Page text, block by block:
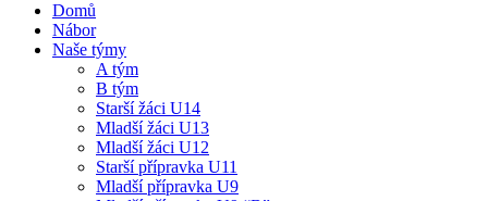
Domů
Nábor
Naše týmy
A tým
B tým
Starší žáci U14
Mladší žáci U13
Mladší žáci U12
Starší přípravka U11
Mladší přípravka U9